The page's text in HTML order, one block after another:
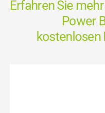
Erfahren Sie
Power
kostenlosen